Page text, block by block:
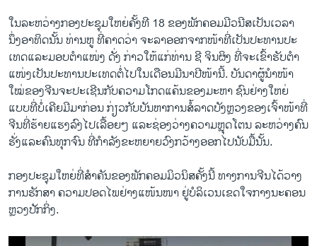
​ໃນ​ລະຫວ່າງ​ກອງ​ປະຊຸມໃຫຍ່ຄັ້ງ​ທີ 18 ຂອງ​ພັກ​ຄອມ​ມີ​ວນີສ​ເປັນ​ເວລາ
ນຶ່ງ​ອາທິດ​ນັ້ນ ທ່ານ​ຫູ ​ທີ່ຄາດ​ວ່າ​ ຈະລາ​ອອກ​ຈາກ​ໜ້າທີ່ເປັນ​ປະທານປະ​
ເທດ​ແລະ​ມອບ​ຕໍາ​ແໜ່​ງ ດັ່ງ ກ່າວ​ໃຫ້​ແກ່​ທ່ານ ຊີ ຈິນຜິ​ງ ທີ່​ຈະ​ເຂົ້າຮັບ​ຕຳ​
ແໜ່​ງ​ເປັນປະທານປະ​ເທດ​ຕໍ່​ໄປ​ໃນ​ເດືອນ​ມີນາ​ປີໜ້າ​ນີ້. ບັນດາ​ຜູ້​ນໍາ​ໜ້າ​
ໃໝ່ຂອງ​ຈີນຈະ​ປະ​ເຊີນ​ກັບຄວາມ​ໂກ​ດ​ແຄ້ນ​ຂອງ​ມະຫາ ຊົນຢ່າງ​ໃຫຍ່​
ແບບ​ທີ່​ບໍ່​ເຄີຍ​ມີ​ມາ​ກ່ອນ ກ່ຽວກັບ​ບັນຫາ​ການ​ສໍ້​ລາດ​ບັງຫຼວງຂອງ​ເຈົ້າໜ້າ​ທີ່​
ຈີນ​ທີ່​ຮ້າຍ​ແຮງ​ລົງ​ໄປ​ເລື້ອຍໆ ​ແລະ​ຊ່ອງ​ວ່າງ​ຄວາມ​ຫຼຸດ​ໂຕນ ລະຫວ່າງ​ຄົນ​
ຮັ່ງ​ແລະ​ຄົນ​ທຸກ​ຈົນ ​ທີ່​ກໍາລັງ​ຂະຫຍາຍວົງກວ້າງ​ອອກ​ໄປ​ນັບ​ມື້​ນັ້ນ.
ກອງ​ປະຊຸມໃຫຍ່​ທີ່​ສຳຄັນຂອງ​ພັກ​ຄອມ​ມິ​ວນິສຄັ້ງ​ນີ້ ທາງ​ການ​ຈີນ​ໄດ້​ວາງ​
ການ​ຮັກສາ ຄວາມ​ປອດ​ໄພ​ຢ່າງ​ແໜ້ນໜາ ຢູ່​ບໍລິ​ເວນ​ເຂດ​ໃຈກາງ​ນະຄອນ
ຫຼວງປັກ​ກິ່ງ.